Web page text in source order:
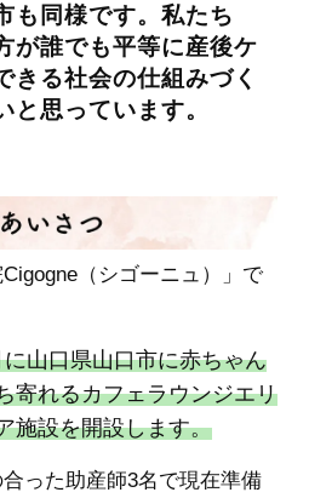
も同様です。私たち
が誰でも平等に産後ケ
きる社会の仕組みづく
と思っています。
（シゴーニュ）」で
山口県山口市に赤ちゃん
寄れるカフェラウンジエリ
施設を開設します。
った助産師3名で現在準備